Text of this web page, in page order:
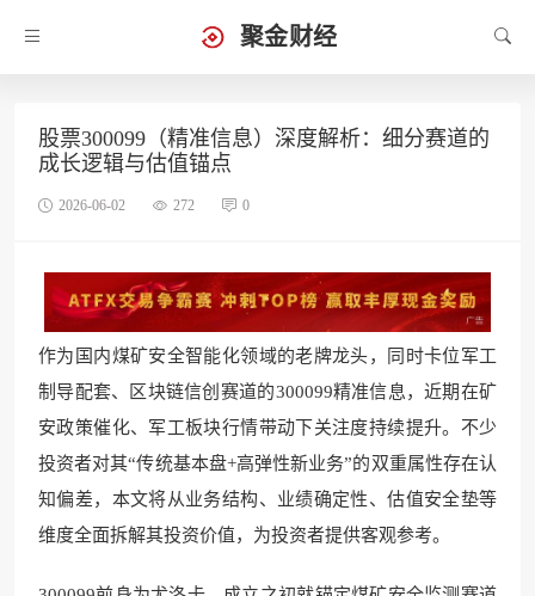
聚金财经
股票300099（精准信息）深度解析：细分赛道的
成长逻辑与估值锚点
2026-06-02 272 0
作为国内煤矿安全智能化领域的老牌龙头，同时卡位军工
制导配套、区块链信创赛道的300099精准信息，近期在矿
安政策催化、军工板块行情带动下关注度持续提升。不少
投资者对其“传统基本盘+高弹性新业务”的双重属性存在认
知偏差，本文将从业务结构、业绩确定性、估值安全垫等
维度全面拆解其投资价值，为投资者提供客观参考。